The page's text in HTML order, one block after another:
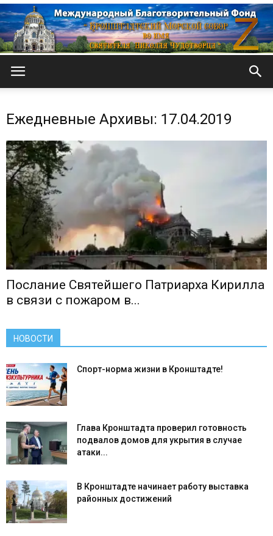
собор
Ежедневные Архивы: 17.04.2019
Послание Святейшего Патриарха Кирилла
в связи с пожаром в...
НОВОСТИ
Спорт-норма жизни в Кронштадте!
Глава Кронштадта проверил готовность
подвалов домов для укрытия в случае
атаки...
В Кронштадте начинает работу выставка
районных достижений